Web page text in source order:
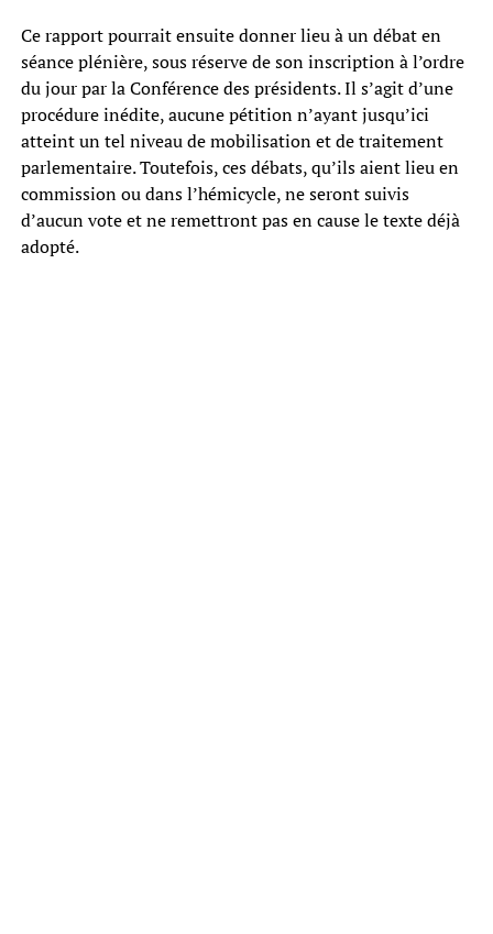
Ce rapport pourrait ensuite donner lieu à un débat en
séance plénière, sous réserve de son inscription à l’ordre
du jour par la Conférence des présidents. Il s’agit d’une
procédure inédite, aucune pétition n’ayant jusqu’ici
atteint un tel niveau de mobilisation et de traitement
parlementaire. Toutefois, ces débats, qu’ils aient lieu en
commission ou dans l’hémicycle, ne seront suivis
d’aucun vote et ne remettront pas en cause le texte déjà
adopté.